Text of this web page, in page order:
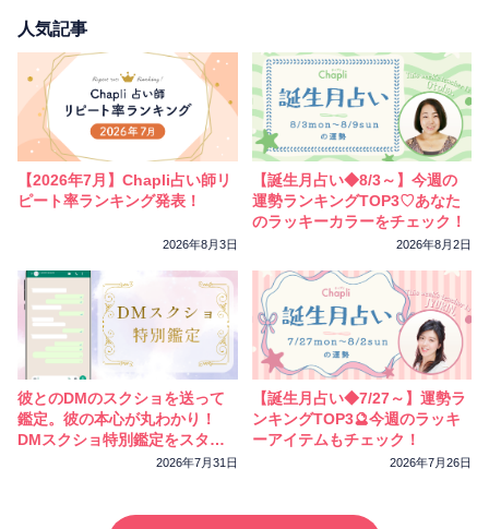
人気記事
【2026年7月】Chapli占い師リ
ピート率ランキング発表！
2026年8月3日
【誕生月占い◆8/3～】今週の
運勢ランキングTOP3♡あなた
のラッキーカラーをチェック！
2026年8月2日
彼とのDMのスクショを送って
鑑定。彼の本心が丸わかり！
DMスクショ特別鑑定をスター
2026年7月31日
【誕生月占い◆7/27～】運勢ラ
ンキングTOP3🔮今週のラッキ
ーアイテムもチェック！
2026年7月26日